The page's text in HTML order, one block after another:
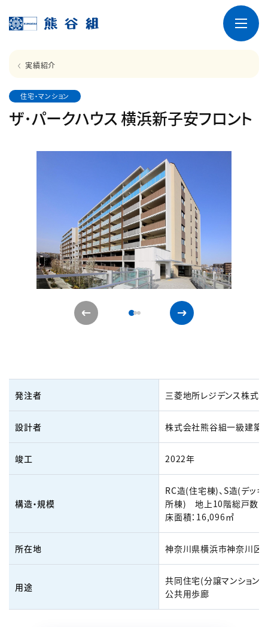
実績紹介
住宅・マンション
ザ･パークハウス 横浜新子安フロント
発注者 三菱地所レジデンス株式
設計者 株式会社熊谷組一級建築
竣工 2022年
構造・規模
RC造(住宅棟)、S造(デッキ
所棟) 地上10階総戸数：
床面積：16,096㎡
所在地 神奈川県横浜市神奈川区
用途
共同住宅(分譲マンション)
公共用歩廊